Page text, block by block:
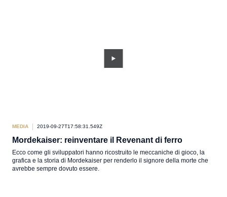
MEDIA 2019-09-27T17:58:31.549Z
Mordekaiser: reinventare il Revenant di ferro
Ecco come gli sviluppatori hanno ricostruito le meccaniche di gioco, la
grafica e la storia di Mordekaiser per renderlo il signore della morte che
avrebbe sempre dovuto essere.